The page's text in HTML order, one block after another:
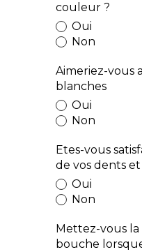
couleur ?
Oui
Non
Aimeriez-vous
blanches
Oui
Non
Etes-vous
de vos dents
Oui
Non
Mettez-vous
bouche